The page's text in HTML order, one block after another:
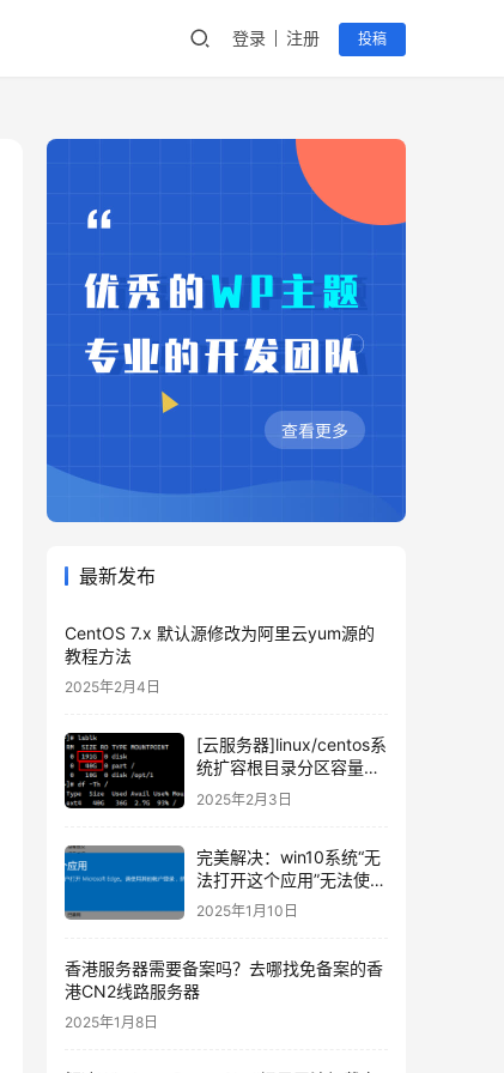
登录 注册 投稿
最新发布
CentOS 7.x 默认源修改为阿里云yum源的
教程方法
2025年2月4日
[云服务器]linux/centos系
统扩容根目录分区容量的
教程
2025年2月3日
完美解决：win10系统“无
法打开这个应用”无法使用
内置管理员账户打开
一次。
2025年1月10日
香港服务器需要备案吗？去哪找免备案的香
港CN2线路服务器
2025年1月8日